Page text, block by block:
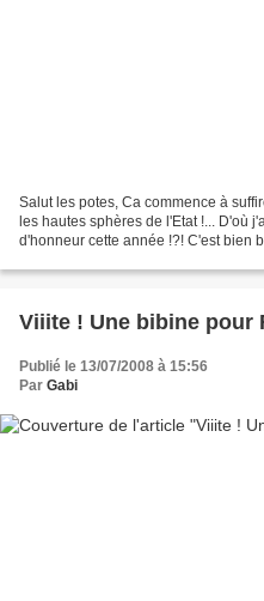
Salut les potes, Ca commence à
les hautes sphères de l'Etat !... D'où
d'honneur cette année !?! C'est bien
Viiite ! Une bibine pour
Publié le 13/07/2008 à 15:56
Par Gabi